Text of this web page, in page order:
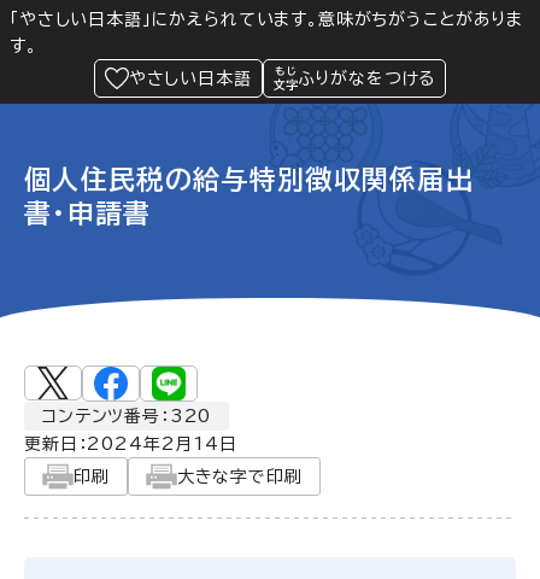
「やさしい日本語」にかえられています。意味がちがうことがありま
す。
やさしい日本語
ふりがなをつける
Language 閲覧支援
緊急情報
個人住民税の給与特別徴収関係届出
書・申請書
コンテンツ番号：320
更新日： 2024年2月14日
印刷
大きな字で印刷